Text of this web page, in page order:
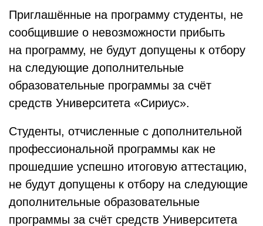
Приглашённые на программу студенты, не
сообщившие о невозможности прибыть
на программу, не будут допущены к отбору
на следующие дополнительные
образовательные программы за счёт
средств Университета «Сириус».
Студенты, отчисленные с дополнительной
профессиональной программы как не
прошедшие успешно итоговую аттестацию,
не будут допущены к отбору на следующие
дополнительные образовательные
программы за счёт средств Университета